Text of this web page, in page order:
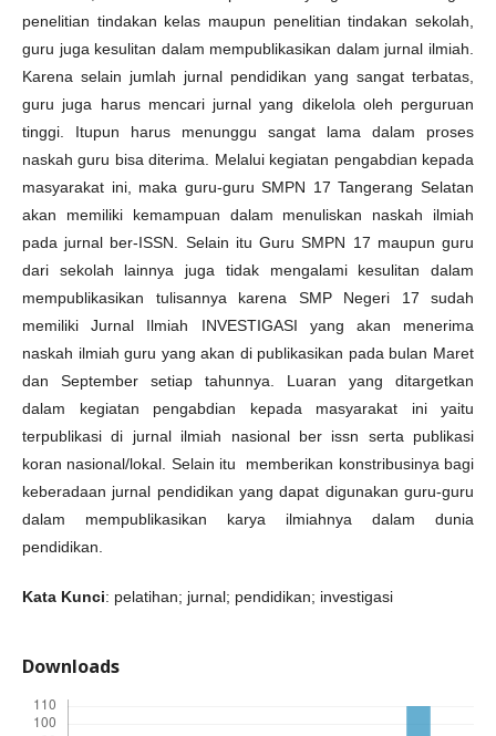
penelitian tindakan kelas maupun penelitian tindakan sekolah,
guru juga kesulitan dalam mempublikasikan dalam jurnal ilmiah.
Karena selain jumlah jurnal pendidikan yang sangat terbatas,
guru juga harus mencari jurnal yang dikelola oleh perguruan
tinggi. Itupun harus menunggu sangat lama dalam proses
naskah guru bisa diterima. Melalui kegiatan pengabdian kepada
masyarakat ini, maka guru-guru SMPN 17 Tangerang Selatan
akan memiliki kemampuan dalam menuliskan naskah ilmiah
pada jurnal ber-ISSN. Selain itu Guru SMPN 17 maupun guru
dari sekolah lainnya juga tidak mengalami kesulitan dalam
mempublikasikan tulisannya karena SMP Negeri 17 sudah
memiliki Jurnal Ilmiah INVESTIGASI yang akan menerima
naskah ilmiah guru yang akan di publikasikan pada bulan Maret
dan September setiap tahunnya. Luaran yang ditargetkan
dalam kegiatan pengabdian kepada masyarakat ini yaitu
terpublikasi di jurnal ilmiah nasional ber issn serta publikasi
koran nasional/lokal. Selain itu memberikan konstribusinya bagi
keberadaan jurnal pendidikan yang dapat digunakan guru-guru
dalam mempublikasikan karya ilmiahnya dalam dunia
pendidikan.
Kata Kunci: pelatihan; jurnal; pendidikan; investigasi
Downloads